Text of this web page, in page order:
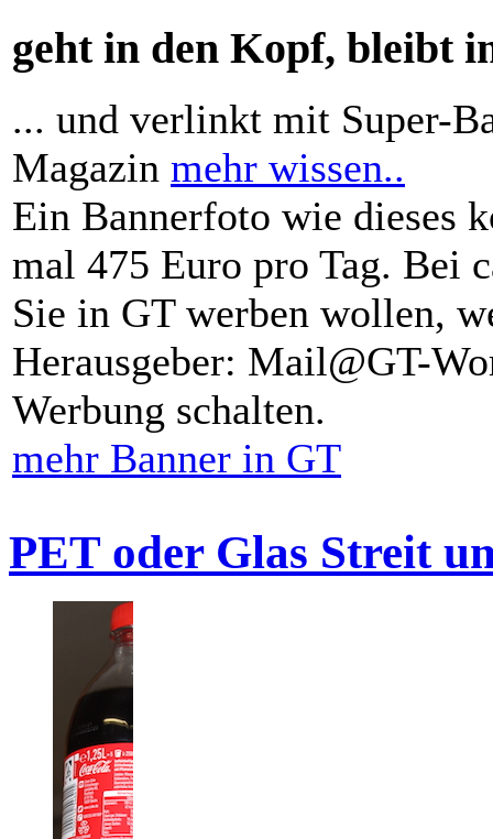
geht in den Kopf, bleibt
... und verlinkt mit Super-
Magazin mehr wissen..
Ein Bannerfoto wie dieses
mal 475 Euro pro Tag. Bei
Sie in GT werben wollen,
Herausgeber: Mail@GT-
Werbung schalten.
mehr Banner in GT
PET oder Glas Streit